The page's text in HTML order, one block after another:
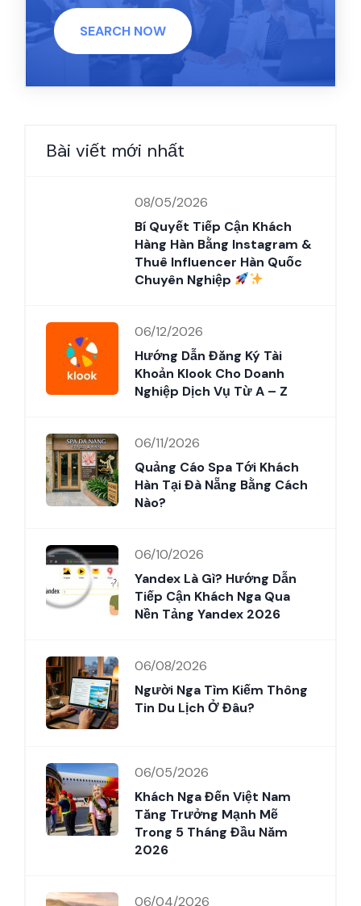
SEARCH NOW
Bài viết mới nhất
08/05/2026
Bí Quyết Tiếp Cận Khách
Hàng Hàn Bằng Instagram &
Thuê Influencer Hàn Quốc
Chuyên Nghiệp
06/12/2026
Hướng Dẫn Đăng Ký Tài
Khoản Klook Cho Doanh
Nghiệp Dịch Vụ Từ A – Z
06/11/2026
Quảng Cáo Spa Tới Khách
Hàn Tại Đà Nẵng Bằng Cách
Nào?
06/10/2026
Yandex Là Gì? Hướng Dẫn
Tiếp Cận Khách Nga Qua
Nền Tảng Yandex 2026
06/08/2026
Người Nga Tìm Kiếm Thông
Tin Du Lịch Ở Đâu?
06/05/2026
Khách Nga Đến Việt Nam
Tăng Trưởng Mạnh Mẽ
Trong 5 Tháng Đầu Năm
2026
06/04/2026